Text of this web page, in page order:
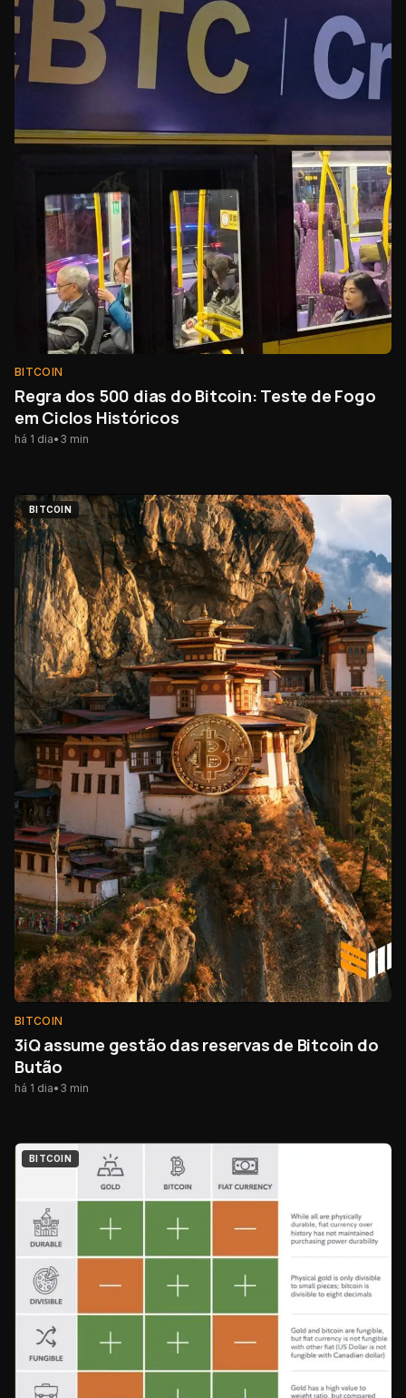
BITCOIN
Regra dos 500 dias do Bitcoin: Teste de Fogo
em Ciclos Históricos
há 1 dia• 3 min
BITCOIN
BITCOIN
3iQ assume gestão das reservas de Bitcoin do
Butão
há 1 dia• 3 min
BITCOIN